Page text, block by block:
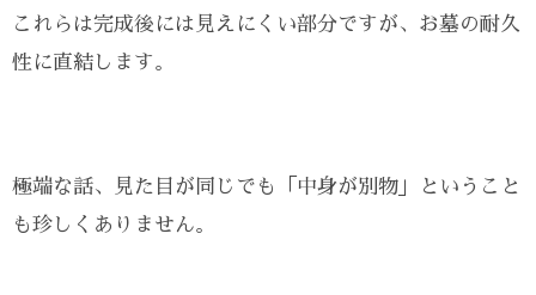
これらは完成後には見えにくい部分ですが、お墓の耐久
性に直結します。
極端な話、見た目が同じでも「中身が別物」ということ
も珍しくありません。